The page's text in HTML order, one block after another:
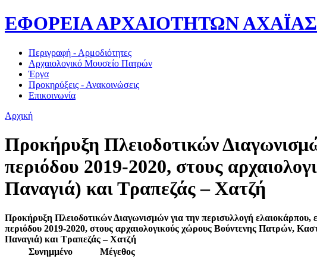
ΕΦΟΡΕΙΑ ΑΡΧΑΙΟΤΗΤΩΝ ΑΧΑΪΑΣ
Περιγραφή - Αρμοδιότητες
Αρχαιολογικό Μουσείο Πατρών
Έργα
Προκηρύξεις - Ανακοινώσεις
Επικοινωνία
Αρχική
Προκήρυξη Πλειοδοτικών
περιόδου 2019-2020, στους
Παναγιά) και Τραπεζάς – Χατζή
Προκήρυξη Πλειοδοτικών Διαγωνισμών για την περισυλλογή ελαιοκάρπου,
περιόδου 2019-2020, στους αρχαιολογικούς χώρους Βούντενης Πατρών,
Παναγιά) και Τραπεζάς – Χατζή
Συνημμένο
Μέγεθος